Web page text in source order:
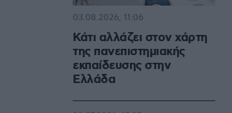
Κάτι αλλάζει στον χάρτη
της πανεπιστημιακής
εκπαίδευσης στην
Ελλάδα
03.08.2026, 11:06